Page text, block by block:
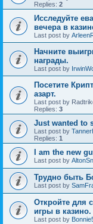
Replies: 2
Исследуйте
вечера в
Last post by
Начните
награды.
Last post by
Посетите
азарт.
Last post by
Replies: 3
Just wanted to
Last post by
Replies: 1
I am the new
Last post by
Трудно быть
Last post by
Откройте для
игры в казино.
Last post by